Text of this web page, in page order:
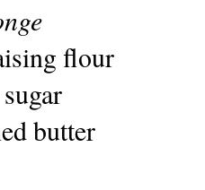
flour
butter